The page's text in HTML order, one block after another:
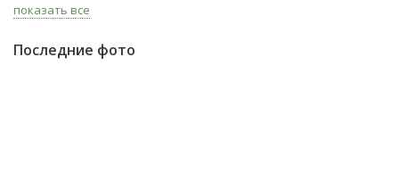
показать все
Последние фото